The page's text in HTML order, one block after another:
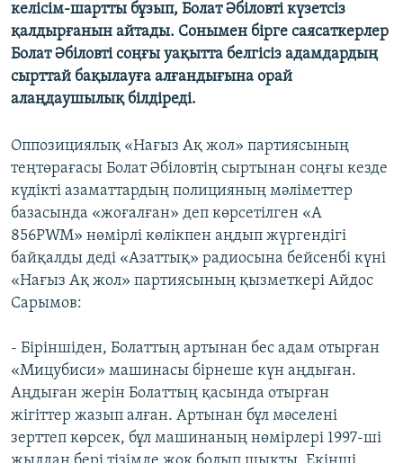
келісім-шартты бұзып, Болат Әбіловті күзетсіз
қалдырғанын айтады. Сонымен бірге саясаткерлер
Болат Әбіловті соңғы уақытта белгісіз адамдардың
сырттай бақылауға алғандығына орай
алаңдаушылық білдіреді.
Оппозициялық «Нағыз Ақ жол» партиясының
теңтөрағасы Болат Әбіловтің сыртынан соңғы кезде
күдікті азаматтардың полицияның мәліметтер
базасында «жоғалған» деп көрсетілген «А
856PWM» нөмірлі көлікпен аңдып жүргендігі
байқалды деді «Азаттық» радиосына бейсенбі күні
«Нағыз Ақ жол» партиясының қызметкері Айдос
Сарымов:
- Біріншіден, Болаттың артынан бес адам отырған
«Мицубиси» машинасы бірнеше күн аңдыған.
Аңдыған жерін Болаттың қасында отырған
жігіттер жазып алған. Артынан бұл мәселені
зерттеп көрсек, бұл машинаның нөмірлері 1997-ші